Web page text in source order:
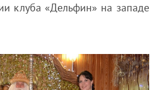
клуба «Дельфин» на западе